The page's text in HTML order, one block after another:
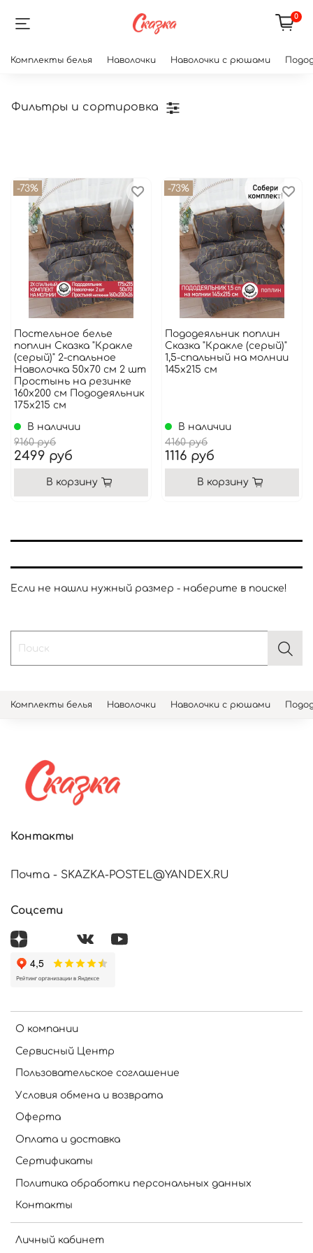
0
Комплекты белья Наволочки Наволочки с рюшами
-73%
Постельное белье
поплин Сказка "Кракле
(серый)" 2-спальное
Наволочка 50х70 см 2 шт
Простынь на резинке
160x200 см Пододеяльник
175x215 см
В наличии
9160 руб
2499 руб
В корзину
-73%
Пододеяльник поплин
Сказка "Кракле (серый)"
1,5-спальный на молнии
145x215 см
В наличии
4160 руб
1116 руб
В корзину
Если не нашли нужный размер - наберите в поиске!
Фильтры и сортировка
Комплекты белья Наволочки Наволочки с рюшами
О компании
Сервисный Центр
Пользовательское соглашение
Условия обмена и возврата
Оферта
Оплата и доставка
Сертификаты
Политика обработки персональных данных
Контакты
Личный кабинет
Контакты
Почта - SKAZKA-POSTEL@YANDEX.RU
Соцсети